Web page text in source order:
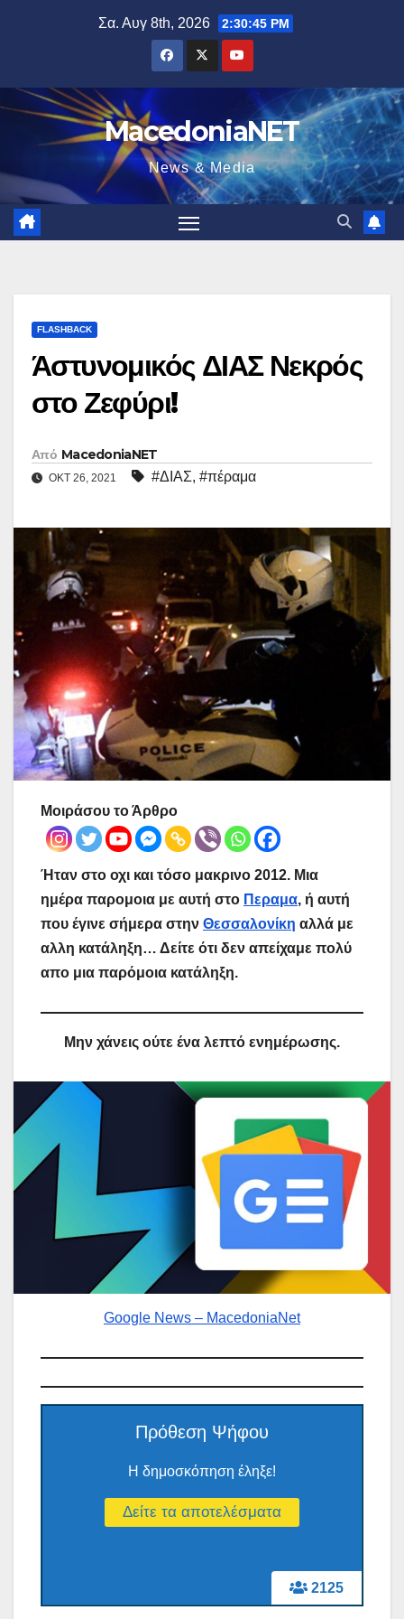
Σα. Αυγ 8th, 2026 2:30:46 PM
MacedoniaNET
News & Media
FLASHBACK
Άστυνομικός ΔΙΑΣ Νεκρός
στο Ζεφύρι!
Από MacedoniaNET
ΟΚΤ 26, 2021 #ΔΙΑΣ, #πέραμα
Μοιράσου το Άρθρο
Ήταν στο οχι και τόσο μακρινο 2012. Μια
ημέρα παρομοια με αυτή στο Περαμα, ή αυτή
που έγινε σήμερα στην Θεσσαλονίκη αλλά με
αλλη κατάληξη… Δείτε ότι δεν απείχαμε πολύ
απο μια παρόμοια κατάληξη.
Μην χάνεις ούτε ένα λεπτό ενημέρωσης.
Google News – MacedoniaNet
2125
Πρόθεση Ψήφου
Η δημοσκόπηση έληξε!